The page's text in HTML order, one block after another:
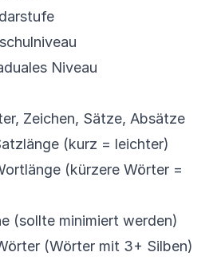
Niveau
Zeichen, Sätze, Absätze
(kurz = leichter)
(kürzere Wörter =
(sollte minimiert werden)
(Wörter mit 3+ Silben)